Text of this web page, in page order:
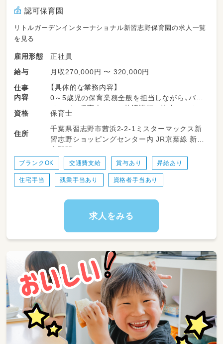
認可保育園
リトルガーデンインターナショナル新習志野保育園の求人一覧
を見る
雇用形態
正社員
給与
月収270,000円 〜 320,000円
仕事
内容
【具体的な業務内容】
0～5歳児の保育業務全般を担当しながら、バイ
リンガル保育士として英語講師と協力してクラ
スを運営します。
●クラス運営: 0～5歳児クラスの担任業務、在
行います。
●英語でのコミュニケーション: 歌や挨拶など
日常の中に英語の「エッセンス」を自然に取り入
ります。
●チーム連携: 日本人スタッフと外国人講師の
●保護者対応: 外国人保護者への英語による園
●一般保育業務: 行事の企画・準備、園内清掃、書
類作成（連絡帳・児童表・お便り等）、その他事
務。
資格 保育士
住所
千葉県習志野市茜浜2-2-1ミスターマックス新
習志野ショッピングセンター内 JR京葉線 新習
志野駅
ブランクOK 交通費支給 賞与あり 昇給あり
住宅手当 残業手当あり 資格者手当あり
求人をみる